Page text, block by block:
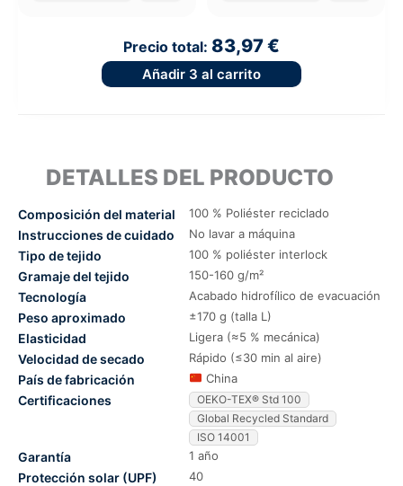
Precio total: 83,97 €
Añadir 3 al carrito
DETALLES DEL PRODUCTO
Composición del material 100 % Poliéster reciclado
Instrucciones de cuidado No lavar a máquina
Tipo de tejido 100 % poliéster interlock
Gramaje del tejido 150-160 g/m²
Tecnología Acabado hidrofílico de evacuación
Peso aproximado ±170 g (talla L)
Elasticidad Ligera (≈5 % mecánica)
Velocidad de secado Rápido (≤30 min al aire)
País de fabricación China
Certificaciones
OEKO-TEX® Std 100
Global Recycled Standard
ISO 14001
Garantía 1 año
Protección solar (UPF) 40